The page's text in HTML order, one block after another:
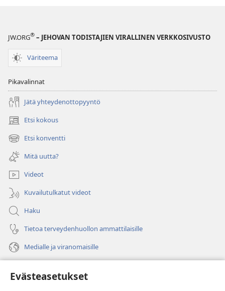
Evästeasetukset
JW.ORG® – JEHOVAN TODISTAJIEN VIRALLINEN VERKKOSIVUSTO
Väriteema
Pikavalinnat
Jätä yhteydenottopyyntö
Etsi kokous
(avaa
uuden
ikkunan)
Etsi konventti
(avaa
uuden
ikkunan)
Mitä uutta?
Videot
Kuvailutulkatut videot
Haku
Tietoa terveydenhuollon ammattilaisille
Medialle ja viranomaisille